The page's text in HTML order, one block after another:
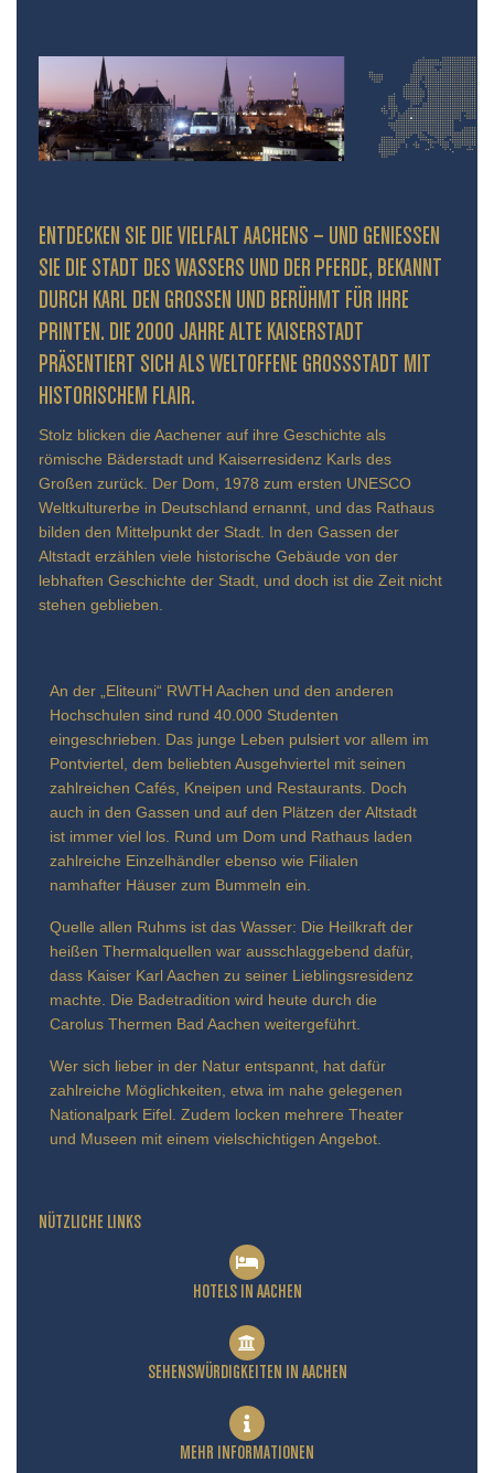
ENTDECKEN SIE DIE VIELFALT AACHENS – UND GENIESSEN S
IE DIE STADT DES WASSERS UND DER PFERDE, BEKANNT D
URCH KARL DEN GROSSEN UND BERÜHMT FÜR IHRE PR
INTEN. DIE 2000 JAHRE ALTE KAISERSTADT PR
ÄSENTIERT SICH ALS WELTOFFENE GROSSSTADT MIT HIS
TORISCHEM FLAIR.
Stolz blicken die Aachener auf ihre Geschichte als
römische Bäderstadt und Kaiserresidenz Karls des
Großen zurück. Der Dom, 1978 zum ersten UNESCO
Weltkulturerbe in Deutschland ernannt, und das Rathaus
bilden den Mittelpunkt der Stadt. In den Gassen der
Altstadt erzählen viele historische Gebäude von der
lebhaften Geschichte der Stadt, und doch ist die Zeit nicht
stehen geblieben.
An der „Eliteuni“ RWTH Aachen und den anderen
Hochschulen sind rund 40.000 Studenten
eingeschrieben. Das junge Leben pulsiert vor allem im
Pontviertel, dem beliebten Ausgehviertel mit seinen
zahlreichen Cafés, Kneipen und Restaurants. Doch
auch in den Gassen und auf den Plätzen der Altstadt
ist immer viel los. Rund um Dom und Rathaus laden
zahlreiche Einzelhändler ebenso wie Filialen
namhafter Häuser zum Bummeln ein.
Quelle allen Ruhms ist das Wasser: Die Heilkraft der
heißen Thermalquellen war ausschlaggebend dafür,
dass Kaiser Karl Aachen zu seiner Lieblingsresidenz
machte. Die Badetradition wird heute durch die
Carolus Thermen Bad Aachen weitergeführt.
Wer sich lieber in der Natur entspannt, hat dafür
zahlreiche Möglichkeiten, etwa im nahe gelegenen
Nationalpark Eifel. Zudem locken mehrere Theater
und Museen mit einem vielschichtigen Angebot.
NÜTZLICHE LINKS
HOTELS IN AACHEN
SEHENSWÜRDIGKEITEN IN AACHEN
MEHR INFORMATIONEN